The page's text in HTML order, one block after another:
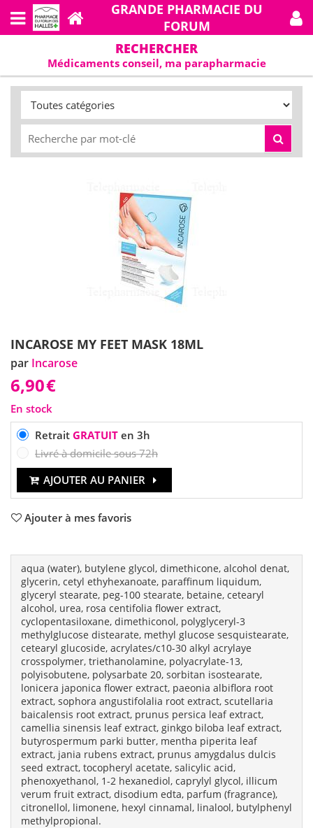
GRANDE PHARMACIE DU
FORUM
RECHERCHER
Médicaments conseil, ma parapharmacie
INCAROSE MY FEET MASK 18ML
par Incarose
6,90€
En stock
Retrait GRATUITen 3h
Livré à domicile sous 72h
AJOUTER AU PANIER
Ajouter à mes favoris
aqua (water), butylene glycol, dimethicone, alcohol denat,
glycerin, cetyl ethyhexanoate, paraffinum liquidum,
glyceryl stearate, peg-100 stearate, betaine, cetearyl
alcohol, urea, rosa centifolia flower extract,
cyclopentasiloxane, dimethiconol, polyglyceryl-3
methylglucose distearate, methyl glucose sesquistearate,
cetearyl glucoside, acrylates/c10-30 alkyl acrylaye
crosspolymer, triethanolamine, polyacrylate-13,
polyisobutene, polysarbate 20, sorbitan isostearate,
lonicera japonica flower extract, paeonia albiflora root
extract, sophora angustifolalia root extract, scutellaria
baicalensis root extract, prunus persica leaf extract,
camellia sinensis leaf extract, ginkgo biloba leaf extract,
butyrospermum parki butter, mentha piperita leaf
extract, jania rubens extract, prunus amygdalus dulcis
seed extract, tocopheryl acetate, salicylic acid,
phenoxyethanol, 1-2 hexanediol, caprylyl glycol, illicum
verum fruit extract, disodium edta, parfum (fragrance),
citronellol, limonene, hexyl cinnamal, linalool, butylphenyl
methylpropional.